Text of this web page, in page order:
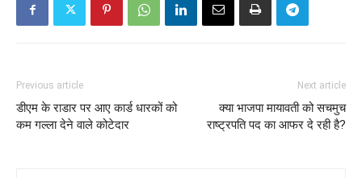
Previous article
डीएम के राडार पर आए कार्ड धारकों को
कम गल्ला देने वाले कोटेदार
Next article
क्या भाजपा मायावती को सचमुच
राष्ट्रपति पद का आफर दे रही है?